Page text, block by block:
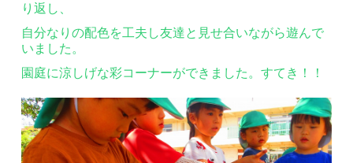
り返し、
自分なりの配色を工夫し友達と見せ合いながら遊んで
いました。
園庭に涼しげな彩コーナーができました。すてき！！